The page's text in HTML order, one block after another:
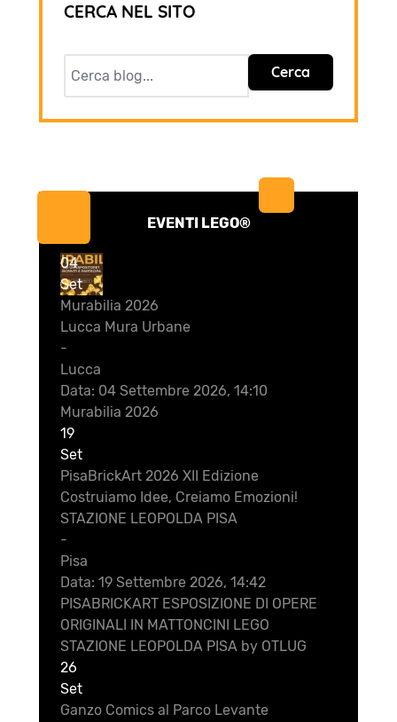
CERCA NEL SITO
Cerca
EVENTI LEGO®
04
Set
Murabilia 2026
Lucca Mura Urbane
-
Lucca
Data: 04 Settembre 2026, 14:10
Murabilia 2026
19
Set
PisaBrickArt 2026 XII Edizione
Costruiamo Idee, Creiamo Emozioni!
STAZIONE LEOPOLDA PISA
-
Pisa
Data: 19 Settembre 2026, 14:42
PISABRICKART ESPOSIZIONE DI OPERE
ORIGINALI IN MATTONCINI LEGO
STAZIONE LEOPOLDA PISA by OTLUG
26
Set
Ganzo Comics al Parco Levante